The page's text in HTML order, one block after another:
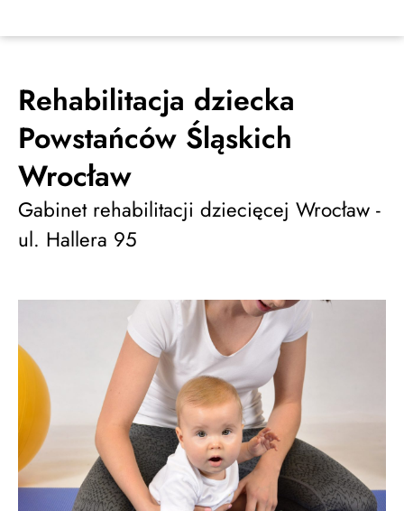
Rehabilitacja dziecka
Powstańców Śląskich
Wrocław
Gabinet rehabilitacji dziecięcej Wrocław -
ul. Hallera 95